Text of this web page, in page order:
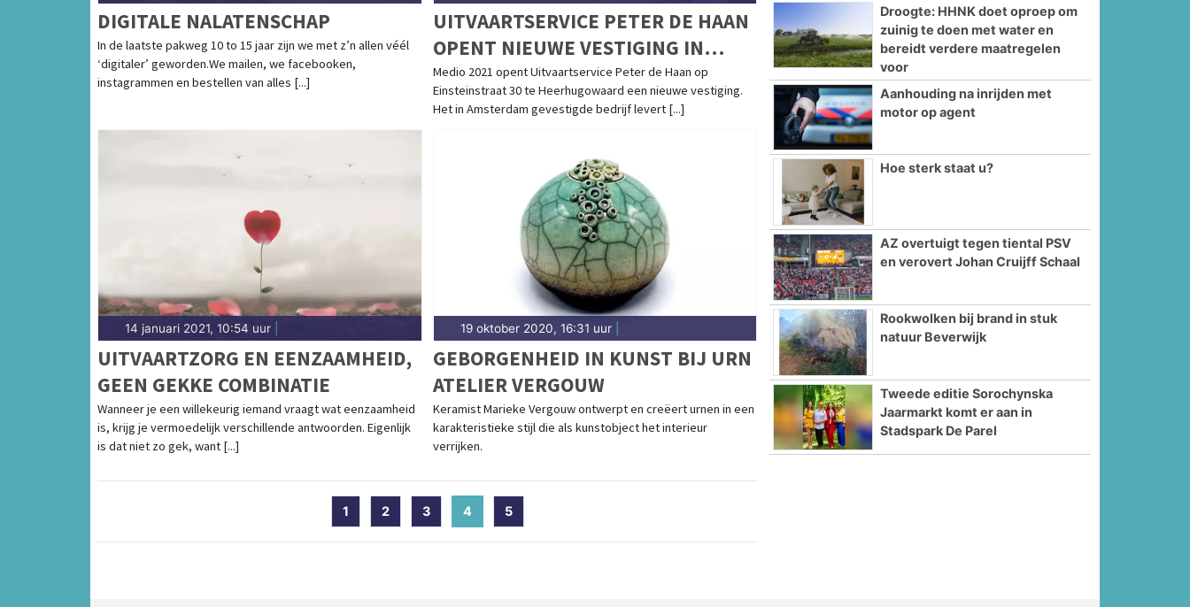
DIGITALE NALATENSCHAP
In de laatste pakweg 10 to 15 jaar zijn we met z’n allen véél
‘digitaler’ geworden.We mailen, we facebooken,
instagrammen en bestellen van alles [...]
UITVAARTSERVICE PETER DE HAAN
OPENT NIEUWE VESTIGING IN
HOLLANDS KROON!
Medio 2021 opent Uitvaartservice Peter de Haan op
Einsteinstraat 30 te Heerhugowaard een nieuwe vestiging.
Het in Amsterdam gevestigde bedrijf levert [...]
14 januari 2021, 10:54 uur
UITVAARTZORG EN EENZAAMHEID,
GEEN GEKKE COMBINATIE
Wanneer je een willekeurig iemand vraagt wat eenzaamheid
is, krijg je vermoedelijk verschillende antwoorden. Eigenlijk
is dat niet zo gek, want [...]
19 oktober 2020, 16:31 uur|
GEBORGENHEID IN KUNST BIJ URN
ATELIER VERGOUW
Keramist Marieke Vergouw ontwerpt en creëert urnen in een
karakteristieke stijl die als kunstobject het interieur
verrijken.
1 2 3 4 (current)
5
Droogte: HHNK doet oproep om
zuinig te doen met water en
bereidt verdere maatregelen
voor
Aanhouding na inrijden met
motor op agent
Hoe sterk staat u?
AZ overtuigt tegen tiental PSV
en verovert Johan Cruijff Schaal
Rookwolken bij brand in stuk
natuur Beverwijk
Tweede editie Sorochynska
Jaarmarkt komt er aan in
Stadspark De Parel